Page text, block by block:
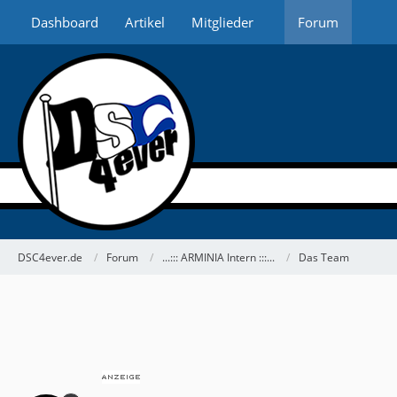
Dashboard Artikel Mitglieder Forum
DSC4ever.de Forum ...::: ARMINIA Intern :::... Das Team